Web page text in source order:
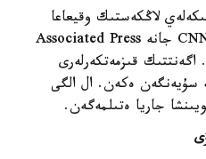
لاڭكەستىك وقيعاعا
قاتىستىلىعىن ءبىرىنشى بولىپ CNN جانە Associated Press
اگەنتتىك قىزمەتكەرلەرى
سۇيەنگەن ەكەن. ال الگى
جاريا ەتىلمەگەن.